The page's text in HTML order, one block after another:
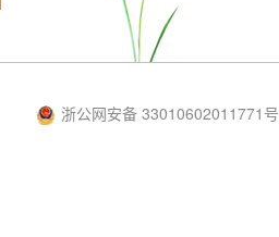
浙公网安备 33010602011771号